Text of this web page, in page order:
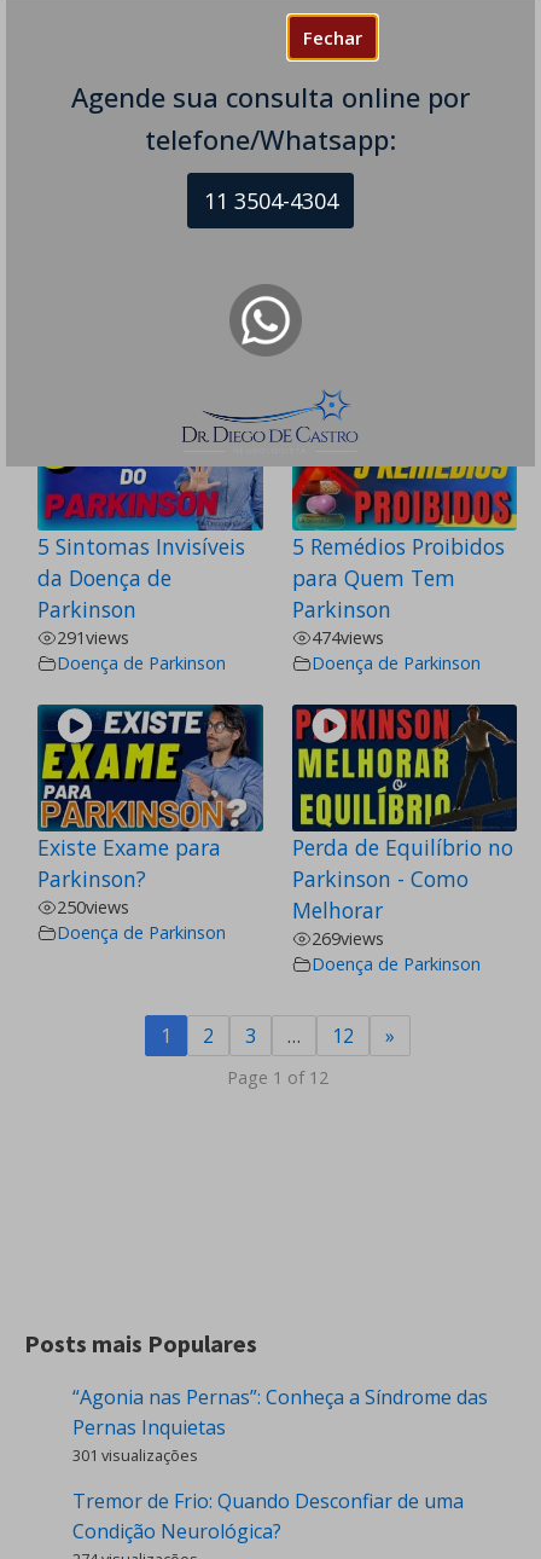
Fechar
Agende sua consulta online por
telefone/Whatsapp:
11 3504-4304
Cansaço nas Pernas:
Quando Pode Ser
Como Tango e Tai Chi
Ajudam no
Tratamento do
5 Sintomas Invisíveis
da Doença de
Parkinson
291views
Doença de Parkinson
5 Remédios Proibidos
para Quem Tem
Parkinson
474views
Doença de Parkinson
Existe Exame para
Parkinson?
250views
Doença de Parkinson
Perda de Equilíbrio no
Parkinson - Como
Melhorar
269views
Doença de Parkinson
1 2 3 … 12 »
Page 1 of 12
Posts mais Populares
“Agonia nas Pernas”: Conheça a Síndrome das
Pernas Inquietas
301 visualizações
Tremor de Frio: Quando Desconfiar de uma
Condição Neurológica?